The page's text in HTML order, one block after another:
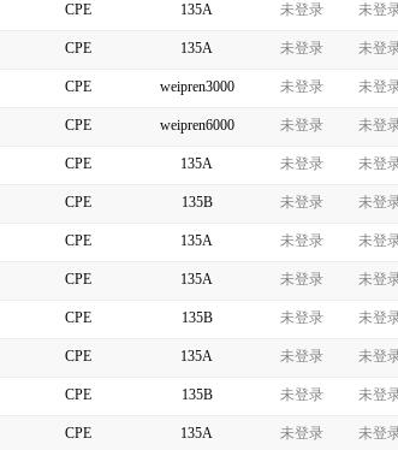
CPE 135A 未登录 未登
CPE 135A 未登录 未登
CPE weipren3000 未登录 未登
CPE weipren6000 未登录 未登
CPE 135A 未登录 未登
CPE 135B 未登录 未登
CPE 135A 未登录 未登
CPE 135A 未登录 未登
CPE 135B 未登录 未登
CPE 135A 未登录 未登
CPE 135B 未登录 未登
CPE 135A 未登录 未登